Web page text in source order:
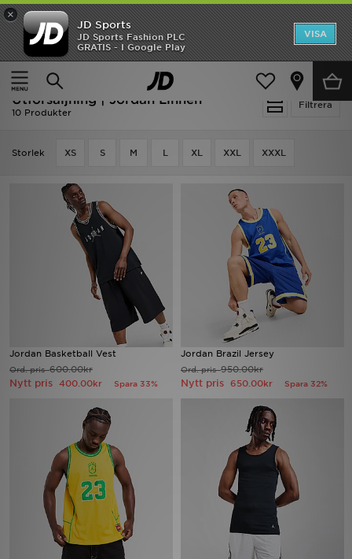
×
JD Sports
JD Sports Fashion PLC
GRATIS - I Google Play
VISA
Ny termin, ny stil Essentials för skolstarten
Hem
Utförsäljning | Jordan Linnen
Filtrera
Utförsäljning | Jordan Linnen
10 Produkter
Storlek XS S M L XL XXL XXXL
Jordan Basketball Vest
Ord. pris600.00kr
Nytt pris 400.00kr Spara 33%
Jordan Brazil Jersey
Ord. pris950.00kr
Nytt pris 650.00kr Spara 32%
Hem
Rea
Nyheter
Varumärken
Fotboll
Ladda ner appen
Mina meddelanden
Kundservice
JD Blogg